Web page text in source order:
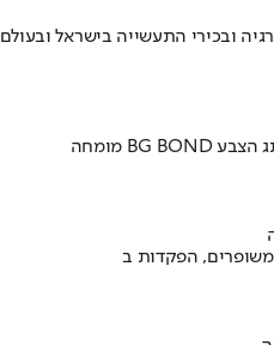
ובכירי התעשייה בישראל ובעולם